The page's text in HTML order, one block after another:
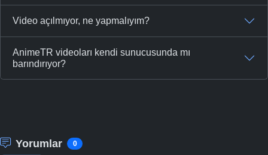
Video açılmıyor, ne yapmalıyım?
AnimeTR videoları kendi sunucusunda mı
barındırıyor?
Yorumlar 0